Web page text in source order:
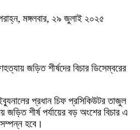
মঙ্গলবার, ২৯ জুলাই ২০২৫
জড়িত শীর্ষদের বিচার ডিসেম্বরের
প্রধান চিফ প্রসিকিউটর তাজুল
শীর্ষ পর্যায়ের বড় অংশের বিচার এ
হবে।